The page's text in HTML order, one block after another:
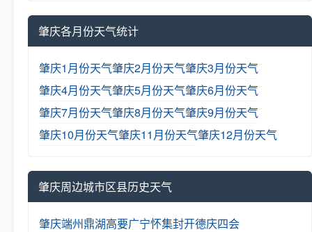
肇庆各月份天气统计
肇庆1月份天气肇庆2月份天气肇庆3月份天气
肇庆4月份天气肇庆5月份天气肇庆6月份天气
肇庆7月份天气肇庆8月份天气肇庆9月份天气
肇庆10月份天气肇庆11月份天气肇庆12月份天气
肇庆周边城市区县历史天气
肇庆端州鼎湖高要广宁怀集封开德庆四会